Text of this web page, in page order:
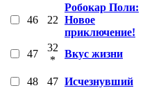
46 22
Робокар Поли:
Новое
приключение!
47
32
*
Вкус жизни
48 47 Исчезнувший